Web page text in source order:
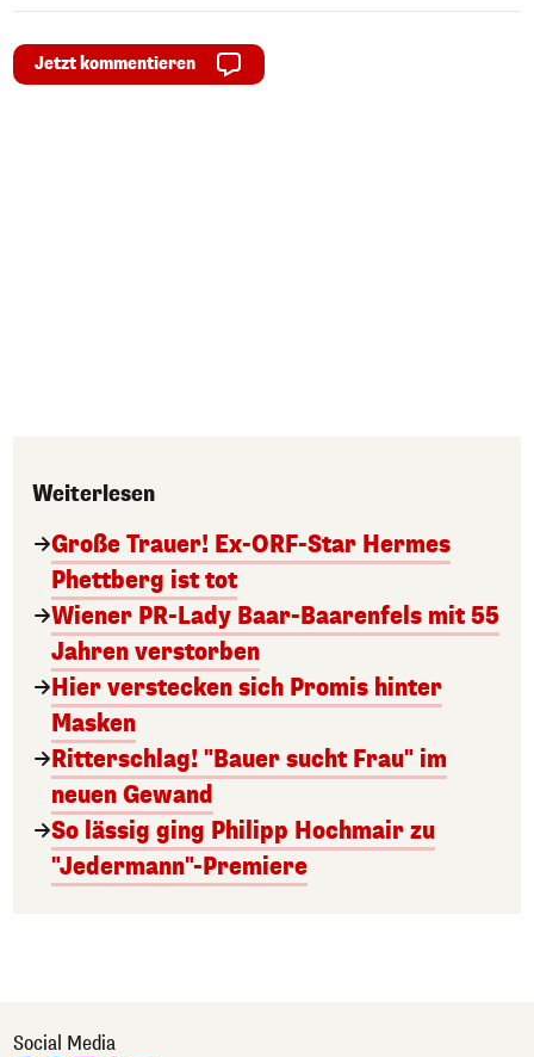
Jetzt kommentieren
Weiterlesen
Große Trauer! Ex-ORF-Star Hermes
Phettberg ist tot
Wiener PR-Lady Baar-Baarenfels mit 55
Jahren verstorben
Hier verstecken sich Promis hinter
Masken
Ritterschlag! "Bauer sucht Frau" im
neuen Gewand
So lässig ging Philipp Hochmair zu
"Jedermann"-Premiere
Social Media